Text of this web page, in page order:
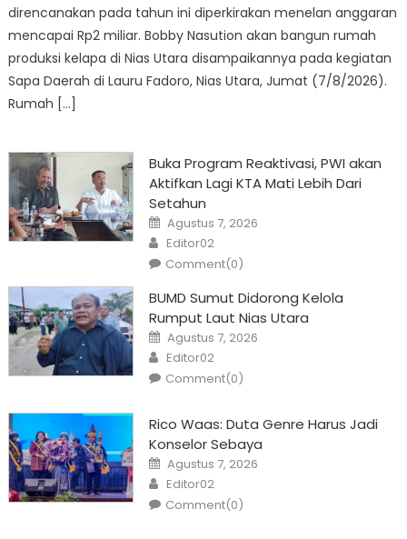
direncanakan pada tahun ini diperkirakan menelan anggaran
mencapai Rp2 miliar. Bobby Nasution akan bangun rumah
produksi kelapa di Nias Utara disampaikannya pada kegiatan
Sapa Daerah di Lauru Fadoro, Nias Utara, Jumat (7/8/2026).
Rumah […]
Buka Program Reaktivasi, PWI akan
Aktifkan Lagi KTA Mati Lebih Dari
Setahun
Posted
on
Agustus 7, 2026
Author
Editor02
Comment(0)
BUMD Sumut Didorong Kelola
Rumput Laut Nias Utara
Posted
on
Agustus 7, 2026
Author
Editor02
Comment(0)
Rico Waas: Duta Genre Harus Jadi
Konselor Sebaya
Posted
on
Agustus 7, 2026
Author
Editor02
Comment(0)